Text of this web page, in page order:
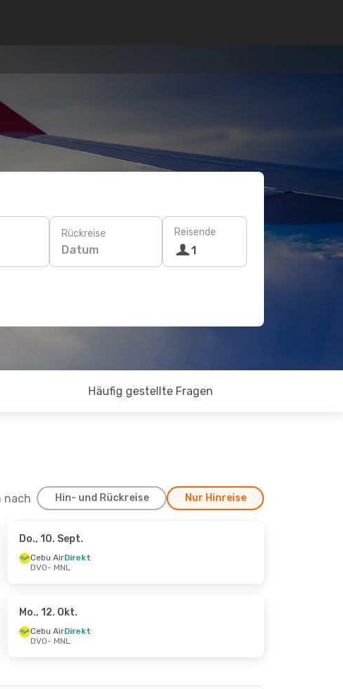
Rückreise
Datum
Reisende
1
Häufig gestellte Fragen
nach Hin- und Rückreise Nur Hinreise
Do., 10. Sept.
Cebu AirDirekt
DVO- MNL
Mo., 12. Okt.
Cebu AirDirekt
DVO- MNL